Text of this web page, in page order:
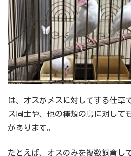
は、オスがメスに対してする仕草
ス同士や、他の種類の鳥に対して
があります。
たとえば、オスのみを複数飼育し